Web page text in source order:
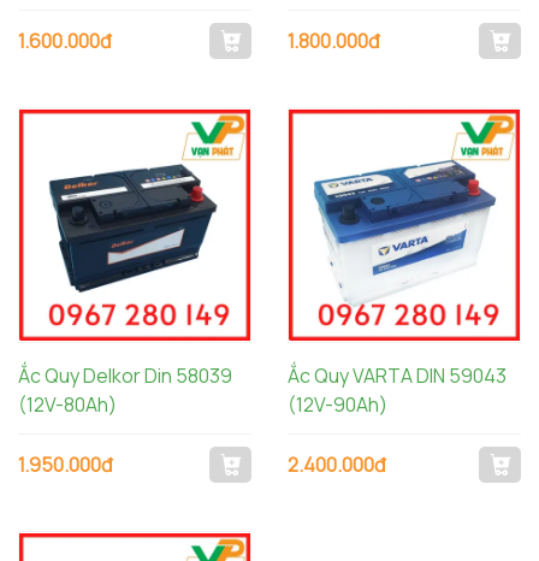
1.600.000đ 1.800.000đ
Ắc Quy Delkor Din 58039
(12V-80Ah)
1.950.000đ
Ắc Quy VARTA DIN 59043
(12V-90Ah)
2.400.000đ